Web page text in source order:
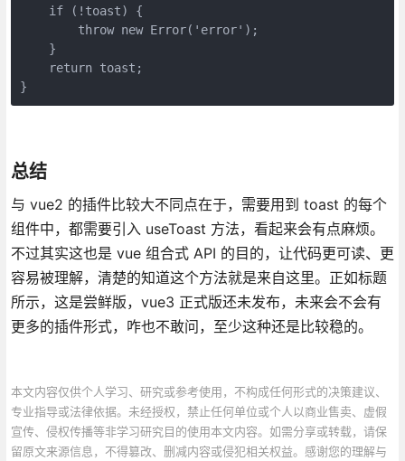
    if (!toast) {
        throw new Error('error');
    }
    return toast;
}
总结
与 vue2 的插件比较大不同点在于，需要用到 toast 的每个
组件中，都需要引入 useToast 方法，看起来会有点麻烦。
不过其实这也是 vue 组合式 API 的目的，让代码更可读、更
容易被理解，清楚的知道这个方法就是来自这里。正如标题
所示，这是尝鲜版，vue3 正式版还未发布，未来会不会有
更多的插件形式，咋也不敢问，至少这种还是比较稳的。
本文内容仅供个人学习、研究或参考使用，不构成任何形式的决策建议、
专业指导或法律依据。未经授权，禁止任何单位或个人以商业售卖、虚假
宣传、侵权传播等非学习研究目的使用本文内容。如需分享或转载，请保
留原文来源信息，不得篡改、删减内容或侵犯相关权益。感谢您的理解与